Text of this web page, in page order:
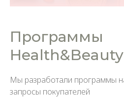
Программы
Health&Beauty
Мы разработали программы
запросы покупателей